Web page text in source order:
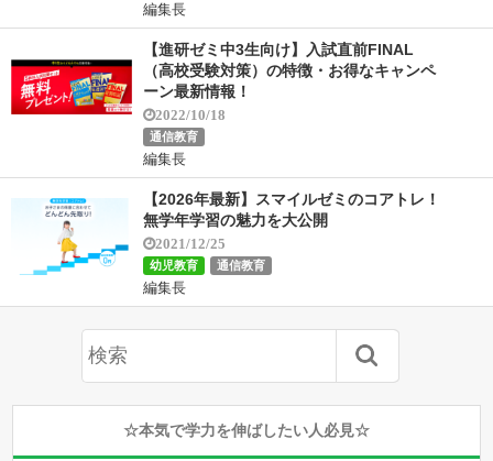
編集長
【進研ゼミ中3生向け】入試直前FINAL
（高校受験対策）の特徴・お得なキャンペ
ーン最新情報！
2022/10/18
通信教育
編集長
【2026年最新】スマイルゼミのコアトレ！
無学年学習の魅力を大公開
2021/12/25
幼児教育 通信教育
編集長
☆本気で学力を伸ばしたい人必見☆